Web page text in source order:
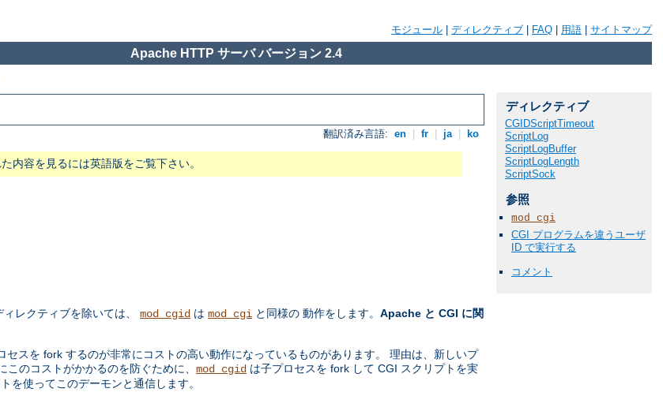
モジュール ディレクティブ FAQ 用語 サイトマップ
Apache HTTP サーバ バージョン 2.4
翻訳済み言語: en fr ja ko
内容を見るには英語版をご覧下さい。
ィレクティブを除いては、 mod_cgid は mod_cgi と同様の 動作をします。 Apache と CGI に関
スを fork するのが非常にコストの高い動作になっているものがあります。 理由は、新しいプ
のコストがかかるのを防ぐために、 mod_cgid は子プロセスを fork して CGI スクリプトを実
を使ってこのデーモンと通信します。
ディレクティブ
CGIDScriptTimeout
ScriptLog
ScriptLogBuffer
ScriptLogLength
ScriptSock
参照
mod_cgi
CGI プログラムを違うユーザ
ID で実行する
コメント